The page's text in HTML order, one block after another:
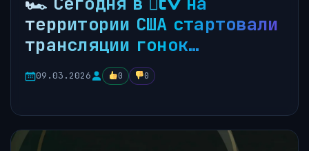
территории США стартовали
трансляции гонок…
09.03.2026 0 0